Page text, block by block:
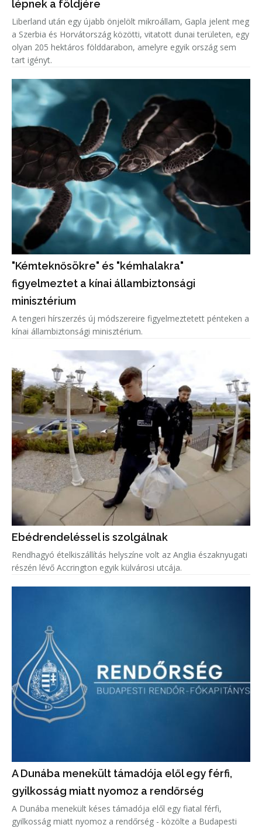
lépnek a földjére
Liberland után egy újabb önjelölt mikroállam, Gapla jelent meg
a Szerbia és Horvátország közötti, vitatott dunai területen, egy
olyan 205 hektáros földdarabon, amelyre egyik ország sem
tart igényt.
"Kémteknősökre" és "kémhalakra"
figyelmeztet a kínai állambiztonsági
minisztérium
A tengeri hírszerzés új módszereire figyelmeztetett pénteken a
kínai állambiztonsági minisztérium.
Ebédrendeléssel is szolgálnak
Rendhagyó ételkiszállítás helyszíne volt az Anglia északnyugati
részén lévő Accrington egyik külvárosi utcája.
A Dunába menekült támadója elől egy férfi,
gyilkosság miatt nyomoz a rendőrség
A Dunába menekült késes támadója elől egy fiatal férfi,
gyilkosság miatt nyomoz a rendőrség - közölte a Budapesti